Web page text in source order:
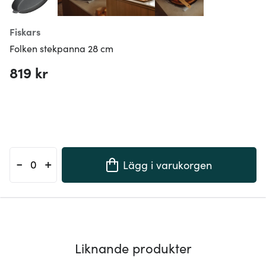
Fiskars
Folken stekpanna 28 cm
819 kr
- + Lägg i varukorgen
Liknande produkter